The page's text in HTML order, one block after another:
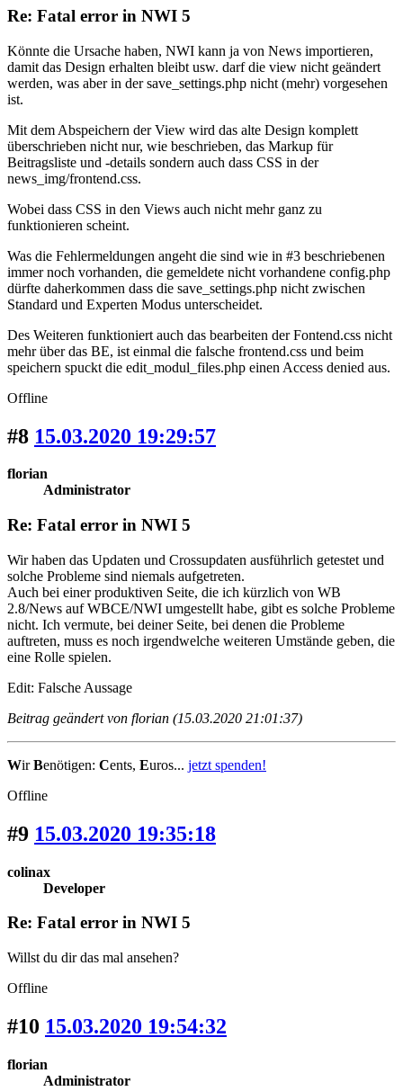
Re: Fatal error in NWI 5
Könnte die Ursache haben, NWI kann ja von News importieren,
damit das Design erhalten bleibt usw. darf die view nicht geändert
werden, was aber in der save_settings.php nicht (mehr) vorgesehen
ist.
Mit dem Abspeichern der View wird das alte Design komplett
überschrieben nicht nur, wie beschrieben, das Markup für
Beitragsliste und -details sondern auch dass CSS in der
news_img/frontend.css.
Wobei dass CSS in den Views auch nicht mehr ganz zu
funktionieren scheint.
Was die Fehlermeldungen angeht die sind wie in #3 beschriebenen
immer noch vorhanden, die gemeldete nicht vorhandene config.php
dürfte daherkommen dass die save_settings.php nicht zwischen
Standard und Experten Modus unterscheidet.
Des Weiteren funktioniert auch das bearbeiten der Fontend.css nicht
mehr über das BE, ist einmal die falsche frontend.css und beim
speichern spuckt die edit_modul_files.php einen Access denied aus.
Offline
#8 15.03.2020 19:29:57
florian
Administrator
Re: Fatal error in NWI 5
Wir haben das Updaten und Crossupdaten ausführlich getestet und
solche Probleme sind niemals aufgetreten.
Auch bei einer produktiven Seite, die ich kürzlich von WB
2.8/News auf WBCE/NWI umgestellt habe, gibt es solche Probleme
nicht. Ich vermute, bei deiner Seite, bei denen die Probleme
auftreten, muss es noch irgendwelche weiteren Umstände geben, die
eine Rolle spielen.
Edit: Falsche Aussage
Beitrag geändert von florian (15.03.2020 21:01:37)
WirBenötigen: Cents, Euros... jetzt spenden!
Offline
#9 15.03.2020 19:35:18
colinax
Developer
Re: Fatal error in NWI 5
Willst du dir das mal ansehen?
Offline
#10 15.03.2020 19:54:32
florian
Administrator